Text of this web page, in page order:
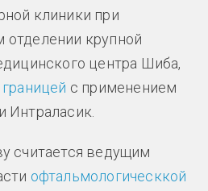
клиники при
отделении крупной
центра Шиба,
с применением
Интраласик.
считается ведущим
офтальмологическкой